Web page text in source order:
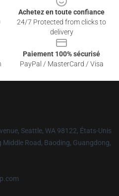
Achetez en toute confiance
24/7 Protected from clicks to
delivery
Paiement 100% sécurisé
PayPal / MasterCard / Visa
Seattle, WA 98122, États-Unis
Middle Road, Baoding, Guangdong,